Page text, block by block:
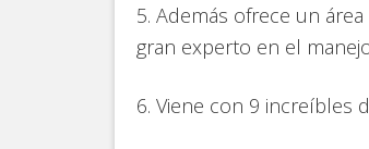
5. Además ofrece un
gran experto en el
6. Viene con 9 increíbles